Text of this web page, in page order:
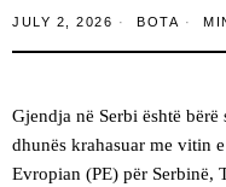
JULY 2, 2026 BOTA
Gjendja në Serbi është bërë
dhunës krahasuar me vitin
Evropian (PE) për Serbinë,